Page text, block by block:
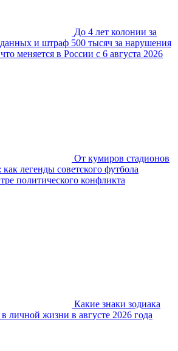
До 4 лет колонии за
и штраф 500 тысяч за нарушения
меняется в России с 6 августа 2026
От кумиров стадионов
легенды советского футбола
политического конфликта
Какие знаки зодиака
личной жизни в августе 2026 года